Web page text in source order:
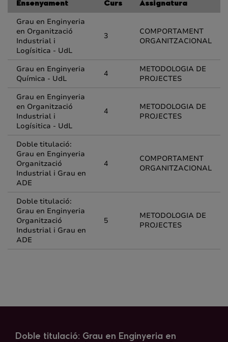
Ensenyament Curs Assignatura
Grau en Enginyeria
en Organització
Industrial i
Logísitica - UdL
3
COMPORTAMENT
ORGANITZACIONAL
Grau en Enginyeria
Química - UdL
4
METODOLOGIA DE
PROJECTES
Grau en Enginyeria
en Organització
Industrial i
Logísitica - UdL
4
METODOLOGIA DE
PROJECTES
Doble titulació:
Grau en Enginyeria
Organització
Industrial i Grau en
ADE
4
COMPORTAMENT
ORGANITZACIONAL
Doble titulació:
Grau en Enginyeria
Organització
Industrial i Grau en
ADE
5
METODOLOGIA DE
PROJECTES
Doble titulació: Grau en Enginyeria en